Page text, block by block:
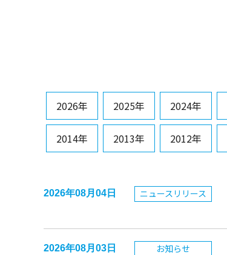
2026年 2025年 2024年
2014年 2013年 2012年
2026年08月04日 ニュースリリース
2026年08月03日 お知らせ